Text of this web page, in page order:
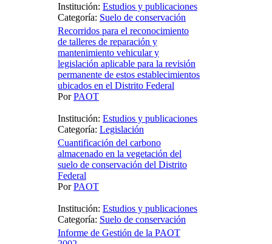
Institución: Estudios y publicaciones
Categoría: Suelo de conservación
Recorridos para el reconocimiento
de talleres de reparación y
mantenimiento vehicular y
legislación aplicable para la revisión
permanente de estos establecimientos
ubicados en el Distrito Federal
PorPAOT
Institución: Estudios y publicaciones
Categoría: Legislación
Cuantificación del carbono
almacenado en la vegetación del
suelo de conservación del Distrito
Federal
PorPAOT
Institución: Estudios y publicaciones
Categoría: Suelo de conservación
Informe de Gestión de la PAOT